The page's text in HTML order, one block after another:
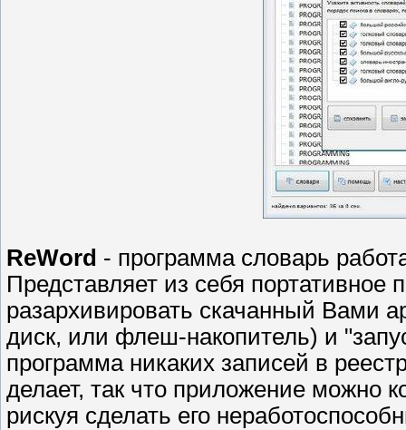
ReWord - программа словарь
Представляет из себя
разархивировать скачанный Вами
диск, или флеш-накопитель) и
программа никаких записей в
делает, так что приложение можно
рискуя сделать его